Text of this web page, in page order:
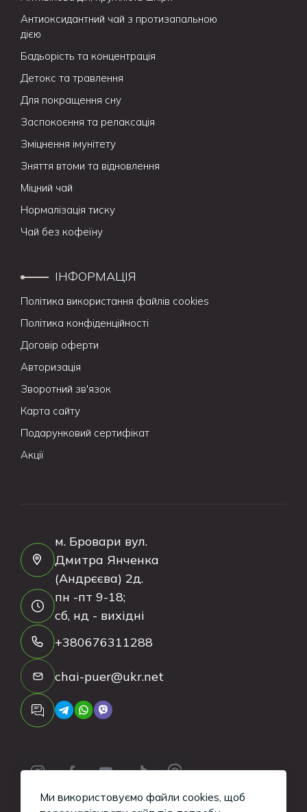
Антиоксидантний чай з протизапальною
дією
Бадьорість та концентрація
Детокс та травлення
Для покращення сну
Заспокоєння та релаксація
Зміцнення імунітету
Зняття втоми та відновлення
Міцний чай
Нормалізація тиску
Чай без кофеїну
ІНФОРМАЦІЯ
Політика використання файлів cookies
Політика конфіденційності
Договір оферти
Авторизація
Зворотний зв'язок
Карта сайту
Подарунковий сертифікат
Акції
м. Бровари вул.
Дмитра Янченка
(Андрєєва) 2д.
пн -пт 9-18;
сб, нд - вихідні
+380676311288
chai-puer@ukr.net
Ми використовуємо файли cookies, щоб